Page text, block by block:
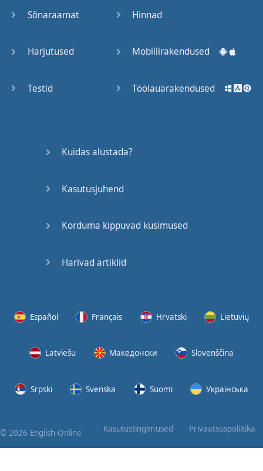
Sõnaraamat
Harjutused
Testid
Hinnad
Mobiilirakendused
Töölauarakendused
Kuidas alustada?
Kasutusjuhend
Korduma kippuvad küsimused
Harivad artiklid
Español Français Hrvatski Lietuvių
Latviešu Македонски Slovenščina
Srpski Svenska Suomi Українська
© 2026 English-Online Kasutustingimused Privaatsuspoliitika